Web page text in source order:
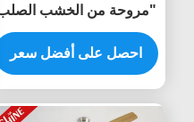
"مروحة من الخشب الصلب
بليد محرك تيار مستمر
لتوفير الطاقة للمكتب
احصل على أفضل سعر